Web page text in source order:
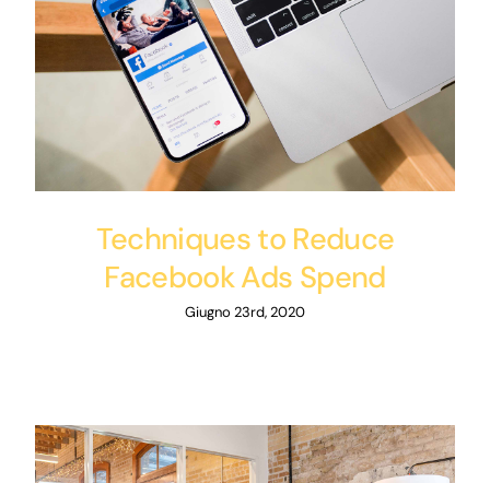
Techniques to Reduce
Facebook Ads Spend
Giugno 23rd, 2020